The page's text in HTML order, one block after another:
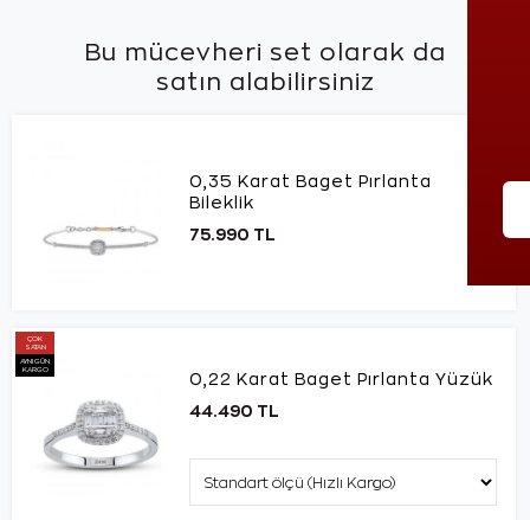
Bu mücevheri set olarak da
satın alabilirsiniz
0,35 Karat Baget Pırlanta
Bileklik
75.990 TL
ÇOK
SATAN
AYNI GÜN
KARGO
0,22 Karat Baget Pırlanta Yüzük
44.490 TL